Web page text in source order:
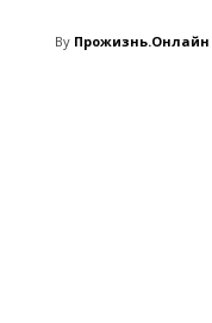
By Прожизнь.Онлайн